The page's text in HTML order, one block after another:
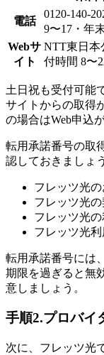
電話
0120-140-
9〜17・年
Webサ
イト
NTT東日本
付時間 8〜
土日祝も受付可能
サイトからの取得
の場合はWeb申込
転用承諾番号の取
認しておきましょ
フレッツ光
フレッツ光
フレッツ光
フレッツ光
転用承諾番号には
期限を過ぎると無
意しましょう。
手順2.プロバイ
次に、フレッツ光